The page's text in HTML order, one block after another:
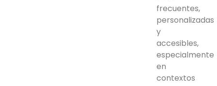
frecuentes,
personalizadas
y
accesibles,
especialmente
en
contextos